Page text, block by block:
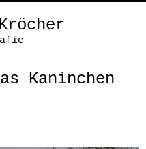
Kaninchen